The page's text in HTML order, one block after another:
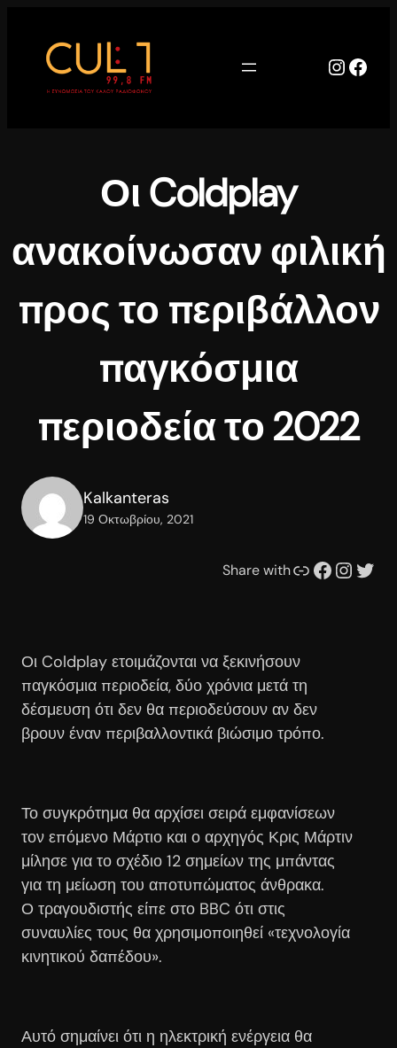
περιεχόμενο
Οι Coldplay
ανακοίνωσαν φιλική
προς το περιβάλλον
παγκόσμια
περιοδεία το 2022
Kalkanteras
19 Οκτωβρίου, 2021
Share withΣυνδέσμου Facebook Instagram Twitter
Οι Coldplay ετοιμάζονται να ξεκινήσουν
παγκόσμια περιοδεία, δύο χρόνια μετά τη
δέσμευση ότι δεν θα περιοδεύσουν αν δεν
βρουν έναν περιβαλλοντικά βιώσιμο τρόπο.
Το συγκρότημα θα αρχίσει σειρά εμφανίσεων
τον επόμενο Μάρτιο και ο αρχηγός Κρις Μάρτιν
μίλησε για το σχέδιο 12 σημείων της μπάντας
για τη μείωση του αποτυπώματος άνθρακα.
Ο τραγουδιστής είπε στο BBC ότι στις
συναυλίες τους θα χρησιμοποιηθεί «τεχνολογία
κινητικού δαπέδου».
Αυτό σημαίνει ότι η ηλεκτρική ενέργεια θα